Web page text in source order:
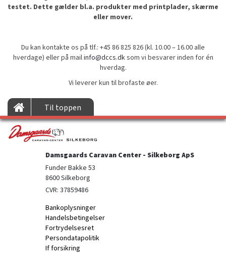
testet. Dette gælder bl.a. produkter med printplader, skærme
eller mover.
Du kan kontakte os på tlf.: +45 86 825 826 (kl. 10.00 – 16.00 alle
hverdage) eller på mailinfo@dccs.dksom vi besvarer inden for én
hverdag.
Vi leverer kun til brofaste øer.
Til toppen
Damsgaards Caravan Center - Silkeborg ApS
Funder Bakke 53
8600 Silkeborg
CVR: 37859486
Bankoplysninger
Handelsbetingelser
Fortrydelsesret
Persondatapolitik
If forsikring